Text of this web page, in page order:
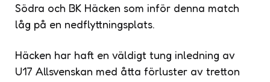
Södra och BK Häcken som inför denna match
låg på en nedflyttningsplats.
Häcken har haft en väldigt tung inledning av
U17 Allsvenskan med åtta förluster av tretton